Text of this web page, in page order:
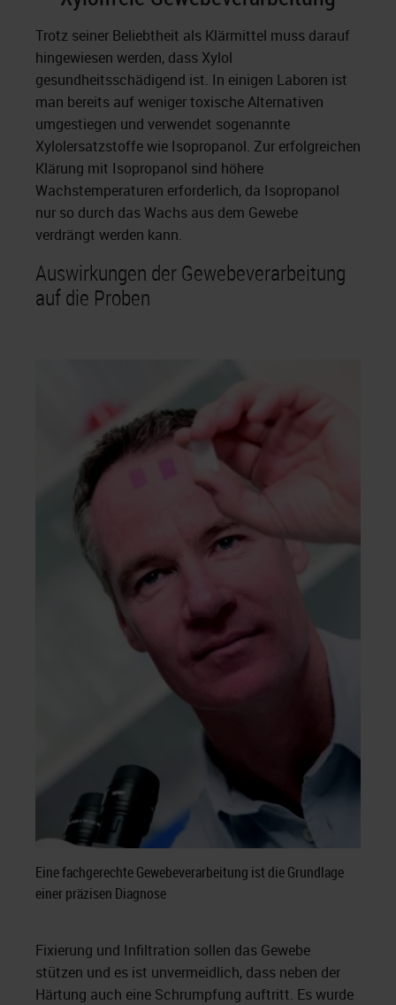
Trotz seiner Beliebtheit als Klärmittel muss darauf
hingewiesen werden, dass Xylol
gesundheitsschädigend ist. In einigen Laboren ist
man bereits auf weniger toxische Alternativen
umgestiegen und verwendet sogenannte
Xylolersatzstoffe wie Isopropanol. Zur erfolgreichen
Klärung mit Isopropanol sind höhere
Wachstemperaturen erforderlich, da Isopropanol
nur so durch das Wachs aus dem Gewebe
verdrängt werden kann.
Auswirkungen der Gewebeverarbeitung
auf die Proben
Eine fachgerechte Gewebeverarbeitung ist die Grundlage
einer präzisen Diagnose
Fixierung und Infiltration sollen das Gewebe
stützen und es ist unvermeidlich, dass neben der
Härtung auch eine Schrumpfung auftritt. Es wurde